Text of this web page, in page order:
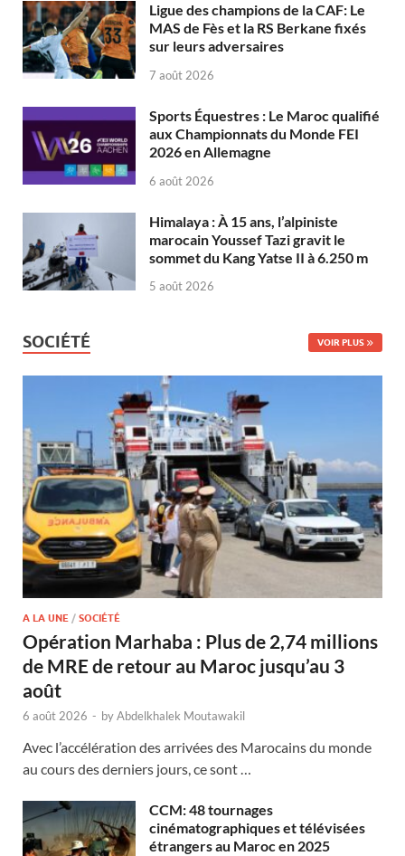
Ligue des champions de la CAF: Le
MAS de Fès et la RS Berkane fixés
sur leurs adversaires
7 août 2026
Sports Équestres : Le Maroc qualifié
aux Championnats du Monde FEI
2026 en Allemagne
6 août 2026
Himalaya : À 15 ans, l’alpiniste
marocain Youssef Tazi gravit le
sommet du Kang Yatse II à 6.250 m
5 août 2026
SOCIÉTÉ VOIR PLUS
A LA UNE / SOCIÉTÉ
Opération Marhaba : Plus de 2,74 millions
de MRE de retour au Maroc jusqu’au 3
août
6 août 2026 - byAbdelkhalek Moutawakil
Avec l’accélération des arrivées des Marocains du monde
au cours des derniers jours, ce sont …
CCM: 48 tournages
cinématographiques et télévisées
étrangers au Maroc en 2025